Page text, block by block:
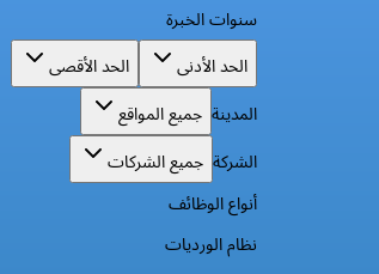
سنوات الخبرة
الحد الأدنى
الحد الأقصى
المدينة جميع المواقع
الشركة جميع الشركات
أنواع الوظائف
نظام الورديات